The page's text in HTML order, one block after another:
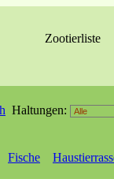
Zootierliste
Haltungen:
Fische